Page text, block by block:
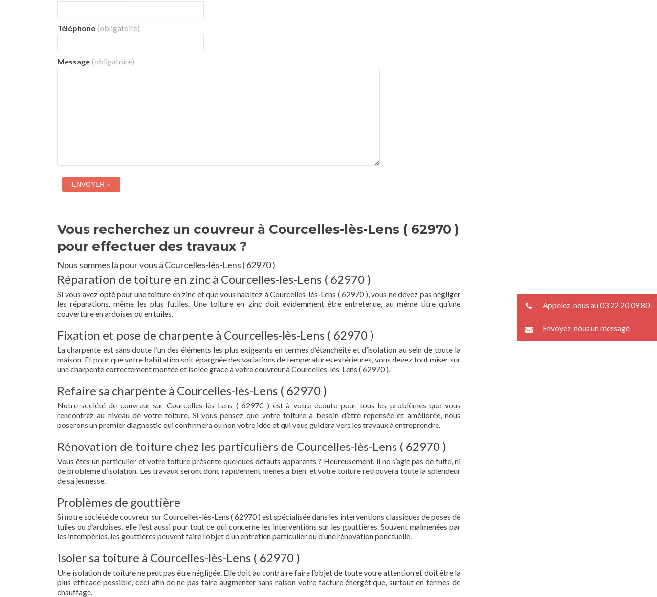
Téléphone (obligatoire)
Message (obligatoire)
Vous recherchez un couvreur à Courcelles-lès-Lens ( 62970 )
pour effectuer des travaux ?
Nous sommes là pour vous à Courcelles-lès-Lens ( 62970 )
Réparation de toiture en zinc à Courcelles-lès-Lens ( 62970 )
Si vous avez opté pour une toiture en zinc et que vous habitez à Courcelles-lès-Lens ( 62970 ), vous ne devez pas négliger
les réparations, même les plus futiles. Une toiture en zinc doit évidemment être entretenue, au même titre qu’une
couverture en ardoises ou en tuiles.
Fixation et pose de charpente à Courcelles-lès-Lens ( 62970 )
La charpente est sans doute l’un des éléments les plus exigeants en termes d’étanchéité et d’isolation au sein de toute la
maison. Et pour que votre habitation soit épargnée des variations de températures extérieures, vous devez tout miser sur
une charpente correctement montée et isolée grace à votre couvreur à Courcelles-lès-Lens ( 62970 ).
Refaire sa charpente à Courcelles-lès-Lens ( 62970 )
Notre société de couvreur sur Courcelles-lès-Lens ( 62970 ) est à votre écoute pour tous les problèmes que vous
rencontrez au niveau de votre toiture. Si vous pensez que votre toiture a besoin d’être repensée et améliorée, nous
poserons un premier diagnostic qui confirmera ou non votre idée et qui vous guidera vers les travaux à entreprendre.
Rénovation de toiture chez les particuliers de Courcelles-lès-Lens ( 62970 )
Vous êtes un particulier et votre toiture présente quelques défauts apparents ? Heureusement, il ne s’agit pas de fuite, ni
de problème d’isolation. Les travaux seront donc rapidement menés à bien, et votre toiture retrouvera toute la splendeur
de sa jeunesse.
Problèmes de gouttière
Si notre société de couvreur sur Courcelles-lès-Lens ( 62970 ) est spécialisée dans les interventions classiques de poses de
tuiles ou d’ardoises, elle l’est aussi pour tout ce qui concerne les interventions sur les gouttières. Souvent malmenées par
les intempéries, les gouttières peuvent faire l’objet d’un entretien particulier ou d’une rénovation ponctuelle.
Isoler sa toiture à Courcelles-lès-Lens ( 62970 )
Une isolation de toiture ne peut pas être négligée. Elle doit au contraire faire l’objet de toute votre attention et doit être la
plus efficace possible, ceci afin de ne pas faire augmenter sans raison votre facture énergétique, surtout en termes de
chauffage.
Appelez-nous au 03 22 20 09 80
Envoyez-nous un message